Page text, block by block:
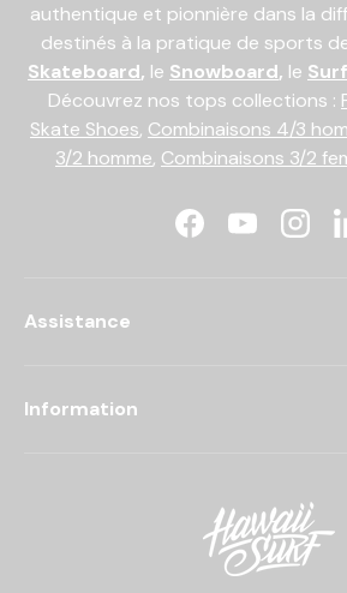
authentique et pionnière dans la
destinés à la pratique de sports
Skateboard, le Snowboard, le Surf
Découvrez nos tops collections :
Skate Shoes, Combinaisons 4/3
3/2 homme, Combinaisons 3/2
FacebookYouTube
Assistance
Information